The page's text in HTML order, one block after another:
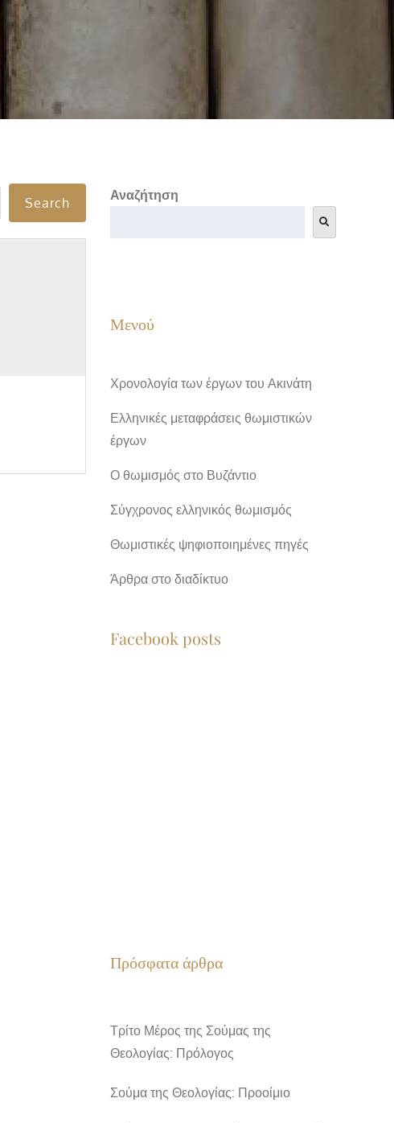
Αναζήτηση
Μενού
Χρονολογία των έργων του Ακινάτη
Ελληνικές μεταφράσεις θωμιστικών
έργων
Ο θωμισμός στο Βυζάντιο
Σύγχρονος ελληνικός θωμισμός
Θωμιστικές ψηφιοποιημένες πηγές
Άρθρα στο διαδίκτυο
Facebook posts
Πρόσφατα άρθρα
Τρίτο Μέρος της Σούμας της
Θεολογίας: Πρόλογος
Σούμα της Θεολογίας: Προοίμιο